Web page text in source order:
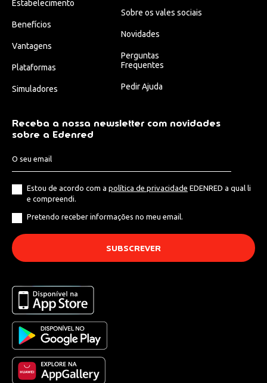
A Edenred tratará os seus dados pessoais para gerir o seu pedido
de proposta.
Ao assinalar esta caixa concordo em receber newsletters, material
Edenred.
pessoais e os seus direitos, consulte a nossa
Privacidade.
Estabelecimento
Benefícios
Vantagens
Plataformas
Simuladores
Sobre os vales sociais
Novidades
Perguntas
Frequentes
Pedir Ajuda
Receba a nossa newsletter com novidades
sobre a Edenred
Estou de acordo com a política de privacidade EDENRED a qual li
e compreendi.
Pretendo receber informações no meu email.